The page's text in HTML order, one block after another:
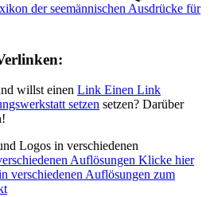
der seemännischen Ausdrücke für
willst einen Link Einen Link
setzen setzen? Darüber
Logos in verschiedenen
Klicke hier
verschiedenen Auflösungen zum